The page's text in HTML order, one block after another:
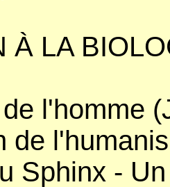
À LA
l'homme
de
Sphinx -